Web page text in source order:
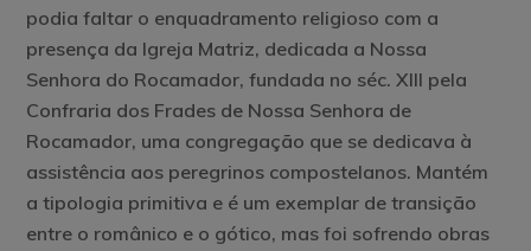
podia faltar o enquadramento religioso com a
presença da Igreja Matriz, dedicada a Nossa
Senhora do Rocamador, fundada no séc. XIII pela
Confraria dos Frades de Nossa Senhora de
Rocamador, uma congregação que se dedicava à
assistência aos peregrinos compostelanos. Mantém
a tipologia primitiva e é um exemplar de transição
entre o românico e o gótico, mas foi sofrendo obras